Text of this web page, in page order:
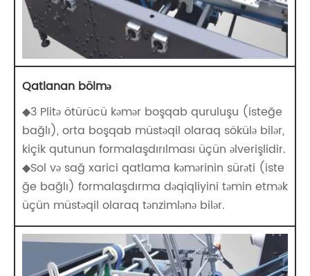
Qatlanan bölmə
◆3 Plitə ötürücü kəmər boşqab quruluşu (isteğe
bağlı), orta boşqab müstəqil olaraq sökülə bilər,
kiçik qutunun formalaşdırılması üçün əlverişlidir.
◆Sol və sağ xarici qatlama kəmərinin sürəti (iste
ğe bağlı) formalaşdırma dəqiqliyini təmin etmək
üçün müstəqil olaraq tənzimlənə bilər.